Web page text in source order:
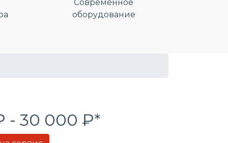
Современное
оборудование
- 30 000 ₽*